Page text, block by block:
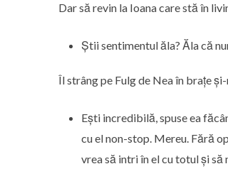
Dar să revin la Ioana care stă în
Știi sentimentul ăla? Ăla că
Îl strâng pe Fulg de Nea în brațe
Ești incredibilă, spuse ea
cu el non-stop. Mereu. Fără
vrea să intri în el cu totul și să